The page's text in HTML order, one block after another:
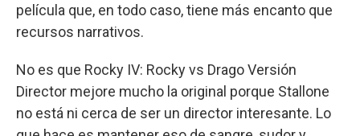
película que, en todo caso, tiene más encanto que
recursos narrativos.
No es que Rocky IV: Rocky vs Drago Versión
Director mejore mucho la original porque Stallone
no está ni cerca de ser un director interesante. Lo